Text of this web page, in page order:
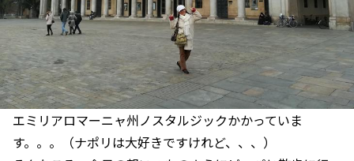
エミリアロマーニャ州ノスタルジックかかっていま
す。。。（ナポリは大好きですけれど、、、）